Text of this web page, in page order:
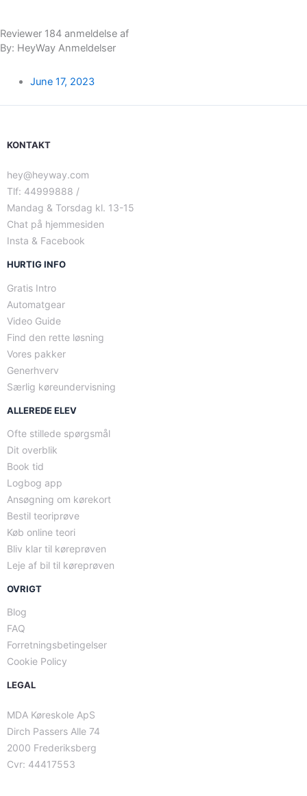
Reviewer 184 anmeldelse af
By: HeyWay Anmeldelser
June 17, 2023
KONTAKT
hey@heyway.com
Tlf: 44999888 /
Mandag & Torsdag kl. 13-15
Chat på hjemmesiden
Insta & Facebook
HURTIG INFO
Gratis Intro
Automatgear
Video Guide
Find den rette løsning
Vores pakker
Generhverv
Særlig køreundervisning
ALLEREDE ELEV
Ofte stillede spørgsmål
Dit overblik
Book tid
Logbog app
Ansøgning om kørekort
Bestil teoriprøve
Køb online teori
Bliv klar til køreprøven
Leje af bil til køreprøven
OVRIGT
Blog
FAQ
Forretningsbetingelser
Cookie Policy
LEGAL
MDA Køreskole ApS
Dirch Passers Alle 74
2000 Frederiksberg
Cvr: 44417553